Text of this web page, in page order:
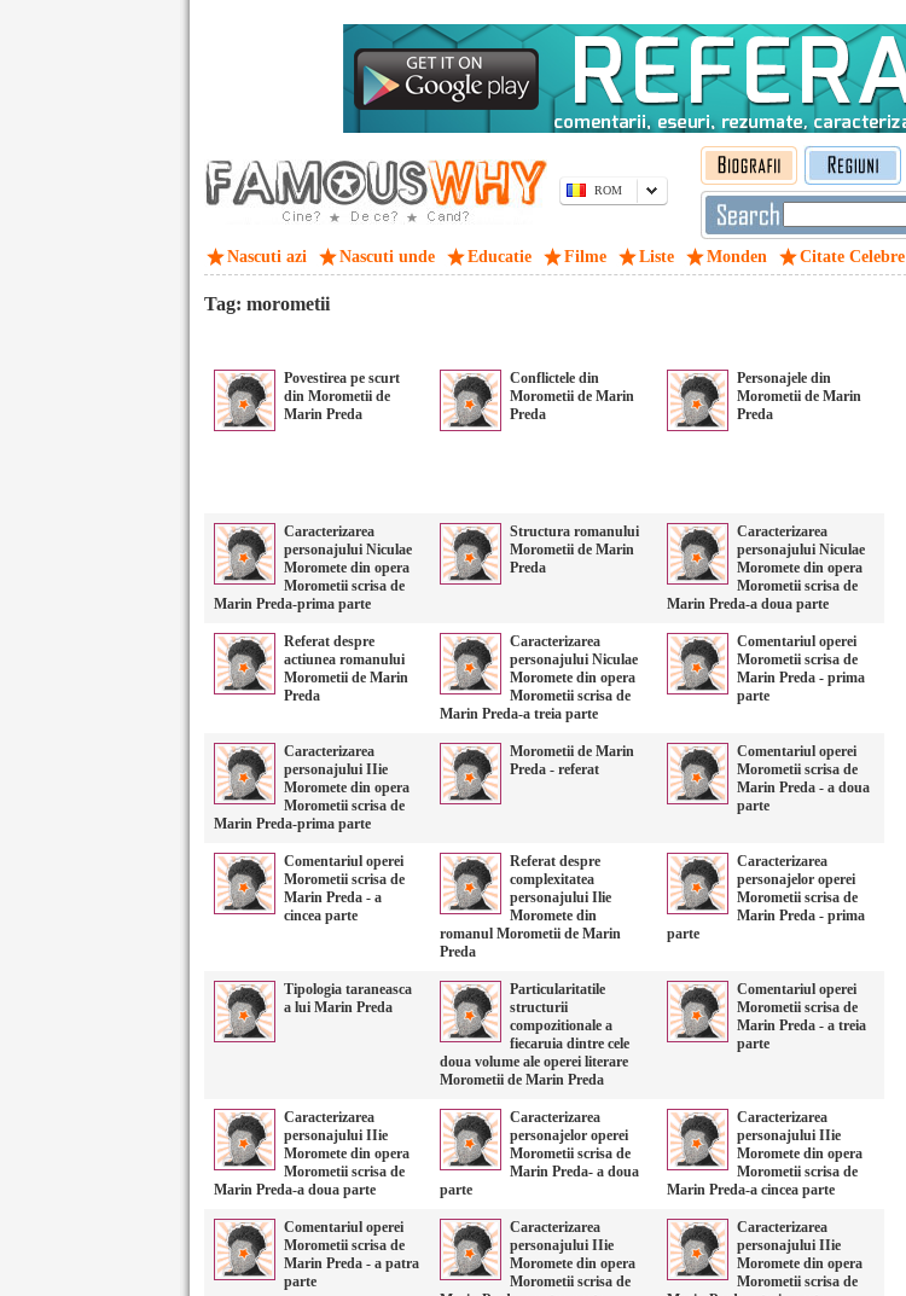
ROM
Nascuti azi Nascuti unde Educatie Filme Liste Monden Citate Celebre
Tag: morometii
Povestirea pe scurt
din Morometii de
Marin Preda
Conflictele din
Morometii de Marin
Preda
Personajele din
Morometii de Marin
Preda
Caracterizarea
personajului Niculae
Moromete din opera
Morometii scrisa de
Marin Preda-prima parte
Structura romanului
Morometii de Marin
Preda
Caracterizarea
personajului Niculae
Moromete din opera
Morometii scrisa de
Marin Preda-a doua parte
Referat despre
actiunea romanului
Morometii de Marin
Preda
Caracterizarea
personajului Niculae
Moromete din opera
Morometii scrisa de
Marin Preda-a treia parte
Comentariul operei
Morometii scrisa de
Marin Preda - prima
parte
Caracterizarea
personajului IIie
Moromete din opera
Morometii scrisa de
Marin Preda-prima parte
Morometii de Marin
Preda - referat
Comentariul operei
Morometii scrisa de
Marin Preda - a doua
parte
Comentariul operei
Morometii scrisa de
Marin Preda - a
cincea parte
Referat despre
complexitatea
personajului Ilie
Moromete din
romanul Morometii de Marin
Preda
Caracterizarea
personajelor operei
Morometii scrisa de
Marin Preda - prima
parte
Tipologia taraneasca
a lui Marin Preda
Particularitatile
structurii
compozitionale a
fiecaruia dintre cele
doua volume ale operei literare
Morometii de Marin Preda
Comentariul operei
Morometii scrisa de
Marin Preda - a treia
parte
Caracterizarea
personajului IIie
Moromete din opera
Morometii scrisa de
Marin Preda-a doua parte
Caracterizarea
personajelor operei
Morometii scrisa de
Marin Preda- a doua
parte
Caracterizarea
personajului IIie
Moromete din opera
Morometii scrisa de
Marin Preda-a cincea parte
Comentariul operei
Morometii scrisa de
Marin Preda - a patra
parte
Caracterizarea
personajului IIie
Moromete din opera
Morometii scrisa de
Caracterizarea
personajului IIie
Moromete din opera
Morometii scrisa de